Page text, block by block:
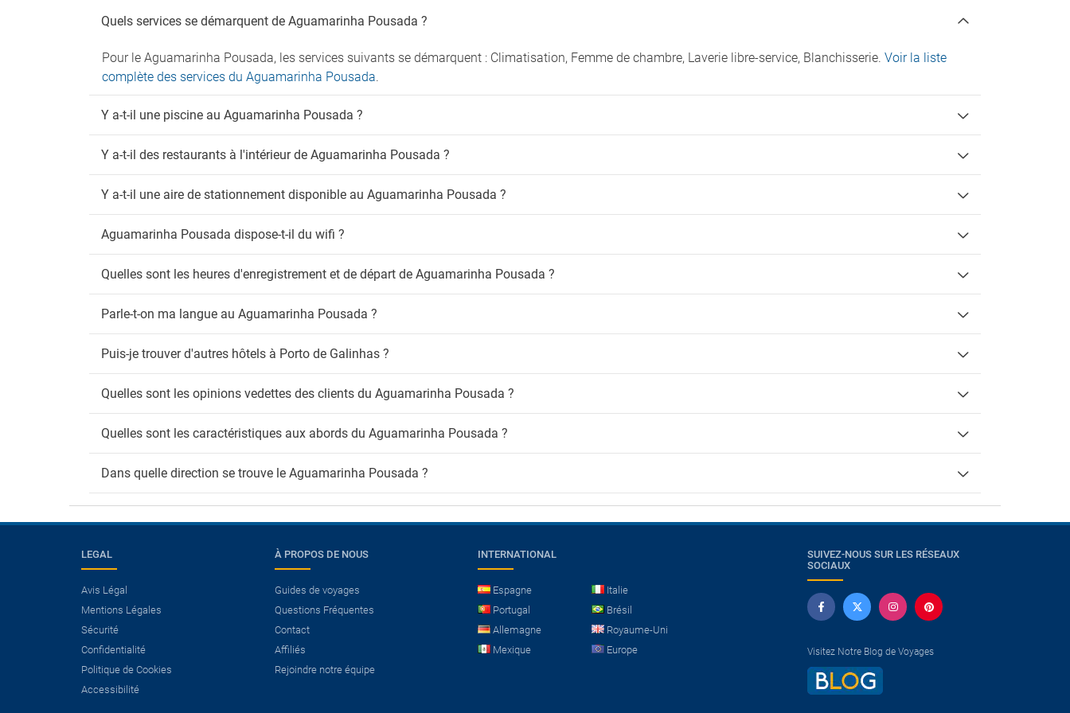
Quels services se démarquent de Aguamarinha Pousada ?
Pour le Aguamarinha Pousada, les services suivants se démarquent : Climatisation, Femme de chambre, Laverie libre-service, Blanchisserie. Voir la liste
complète des services du Aguamarinha Pousada.
Y a-t-il une piscine au Aguamarinha Pousada ?
Y a-t-il des restaurants à l'intérieur de Aguamarinha Pousada ?
Y a-t-il une aire de stationnement disponible au Aguamarinha Pousada ?
Aguamarinha Pousada dispose-t-il du wifi ?
Quelles sont les heures d'enregistrement et de départ de Aguamarinha Pousada ?
Parle-t-on ma langue au Aguamarinha Pousada ?
Puis-je trouver d'autres hôtels à Porto de Galinhas ?
Quelles sont les opinions vedettes des clients du Aguamarinha Pousada ?
Quelles sont les caractéristiques aux abords du Aguamarinha Pousada ?
Dans quelle direction se trouve le Aguamarinha Pousada ?
Avez-vous besoin d’un
vol?
Voir les offres Vol+Hôtel.
Économisez plus de 25% sur vos
LEGAL
Avis Légal
Mentions Légales
Sécurité
Confidentialité
Politique de Cookies
Accessibilité
À PROPOS DE NOUS
Guides de voyages
Questions Fréquentes
Contact
Affiliés
Rejoindre notre équipe
INTERNATIONAL
Espagne
Italie
Portugal
Brésil
Allemagne
Royaume-Uni
Mexique
Europe
SUIVEZ-NOUS SUR LES RÉSEAUX
SOCIAUX
Visitez Notre Blog de Voyages